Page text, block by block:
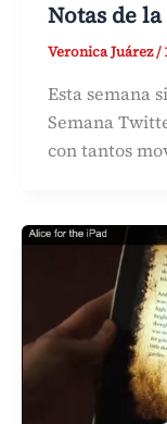
Notas de
Veronica Juárez/
Esta semana
Semana
con tantos